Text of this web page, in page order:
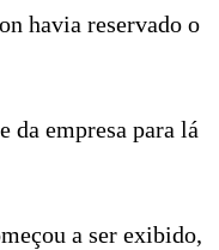
havia reservado o
da empresa para lá
a ser exibido,